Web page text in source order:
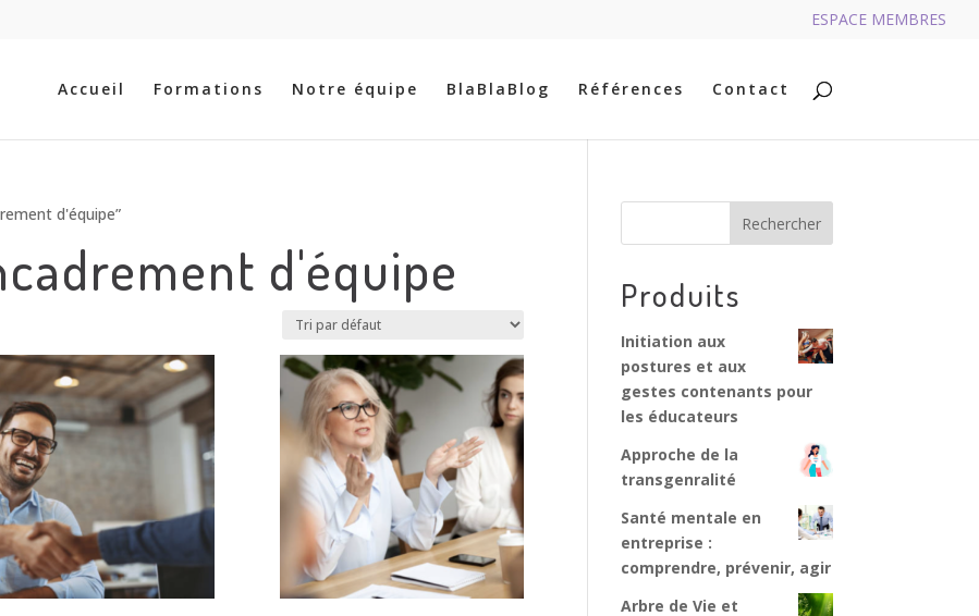
ESPACE MEMBRES
Accueil Formations Notre équipe BlaBlaBlog Références Contact
d'équipe”
d'équipe
Rechercher
Produits
Initiation aux
postures et aux
gestes contenants pour
les éducateurs
Approche de la
transgenralité
Santé mentale en
entreprise :
comprendre, prévenir, agir
Arbre de Vie et